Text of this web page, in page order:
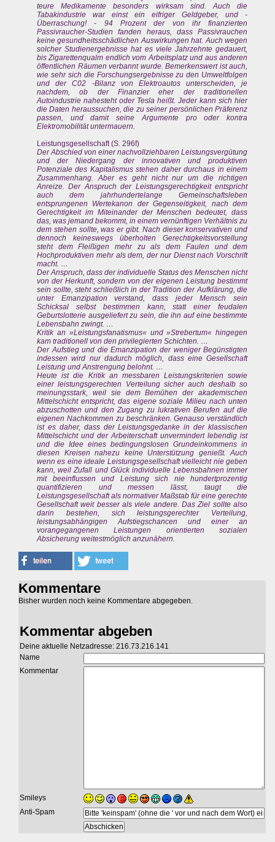
teure Medikamente besonders wirksam sind. Auch die
Tabakindustrie war einst ein eifriger Geldgeber, und -
Überraschung! - 94 Prozent der von ihr finanzierten
Passivraucher-Studien fanden heraus, dass Passivrauchen
keine gesundheitsschädlichen Auswirkungen hat. Auch wegen
solcher Studienergebnisse hat es viele Jahrzehnte gedauert,
bis Zigarettenqualm endlich vom Arbeitsplatz und aus anderen
öffentlichen Räumen verbannt wurde. Bemerkenswert ist auch,
wie sehr sich die Forschungsergebnisse zu den Umweltfolgen
und der C02 -Bilanz von Elektroautos unterscheiden, je
nachdem, ob der Finanzier eher der traditionellen
Autoindustrie nahesteht oder Tesla heißt. Jeder kann sich hier
die Daten heraussuchen, die zu seiner persönlichen Präferenz
passen, und damit seine Argumente pro oder kontra
Elektromobilität untermauern.
Leistungsgesellschaft (S. 296f)
Der Abschied von einer nachvollziehbaren Leistungsvergütung
und der Niedergang der innovativen und produktiven
Potenziale des Kapitalismus stehen daher durchaus in einem
Zusammenhang. Aber es geht nicht nur um die richtigen
Anreize. Der Anspruch der Leistungsgerechtigkeit entspricht
auch dem jahrhundertelange Gemeinschaftsleben
entsprungenen Wertekanon der Gegenseitigkeit, nach dem
Gerechtigkeit im Miteinander der Menschen bedeutet, dass
das, was jemand bekommt, in einem vernünftigen Verhältnis zu
dem stehen sollte, was er gibt. Nach dieser konservativen und
dennoch keineswegs überholten Gerechtigkeitsvorstellung
steht dem Fleißigen mehr zu als dem Faulen und dem
Hochproduktiven mehr als dem, der nur Dienst nach Vorschrift
macht. …
Der Anspruch, dass der individuelle Status des Menschen nicht
von der Herkunft, sondern von der eigenen Leistung bestimmt
sein sollte, steht schließlich in der Tradition der Aufklärung, die
unter Emanzipation verstand, dass jeder Mensch sein
Schicksal selbst bestimmen kann, statt einer feudalen
Geburtslotterie ausgeliefert zu sein, die ihn auf eine bestimmte
Lebensbahn zwingt. …
Kritik an »Leistungsfanatismus« und »Strebertum« hingegen
kam traditionell von den privilegierten Schichten. …
Der Aufstieg und die Emanzipation der weniger Begünstigten
indessen wird nur dadurch möglich, dass eine Gesellschaft
Leistung und Anstrengung belohnt. …
Heute ist die Kritik an messbaren Leistungskriterien sowie
einer leistungsgerechten Verteilung sicher auch deshalb so
meinungsstark, weil sie dem Bemühen der akademischen
Mittelschicht entspricht, das eigene soziale Milieu nach unten
abzuschotten und den Zugang zu lukrativen Berufen auf die
eigenen Nachkommen zu beschränken. Genauso verständlich
ist es daher, dass der Leistungsgedanke in der klassischen
Mittelschicht und der Arbeiterschaft unvermindert lebendig ist
und die Idee eines bedingungslosen Grundeinkommens in
diesen Kreisen nahezu keine Unterstützung genießt. Auch
wenn es eine ideale Leistungsgesellschaft vielleicht nie geben
kann, weil Zufall und Glück individuelle Lebensbahnen immer
mit beeinflussen und Leistung sich nie hundertprozentig
quantifizieren und messen lässt, taugt die
Leistungsgesellschaft als normativer Maßstab für eine gerechte
Gesellschaft weit besser als viele andere. Das Ziel sollte also
darin bestehen, sich leistungsgerechter Verteilung,
leistungsabhängigen Aufstiegschancen und einer an
vorangegangenen Leistungen orientierten sozialen
Absicherung weitestmöglich anzunähern.
Kommentare
Bisher wurden noch keine Kommentare abgegeben.
Kommentar abgeben
Deine aktuelle Netzadresse: 216.73.216.141
Name
Kommentar
Smileys
Anti-Spam